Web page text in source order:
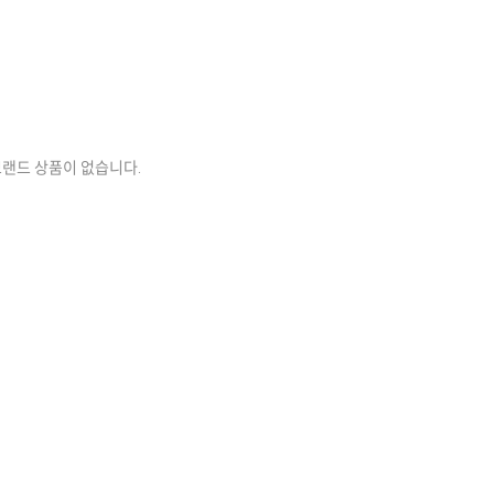
드 상품이 없습니다.